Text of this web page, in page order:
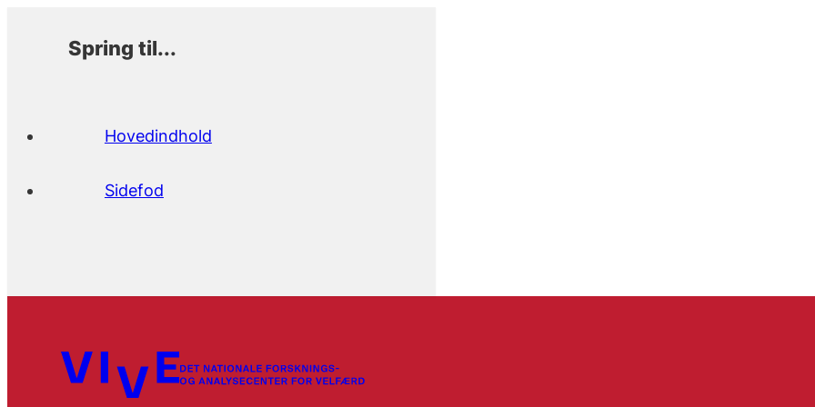
Spring til...
Hovedindhold
Sidefod